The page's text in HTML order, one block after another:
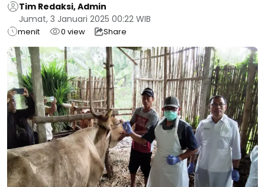
Tim Redaksi, Admin
Jumat, 3 Januari 2025 00:22 WIB
menit 0 view Share